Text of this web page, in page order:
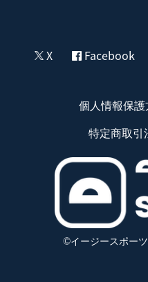
X Facebook
個人情報保
特定商取引
©イージースポー